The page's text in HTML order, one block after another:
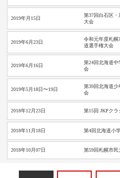
2019年月15日
第37回白石区
大会
2019年6月23日
令和元年度札
道選手権大会
2019年6月16日
第24回北海道
会
2019年5月18日〜19日
第39回北海道
会
2018年12月23日 第15回 JKPク
2018年11月18日 第4回北海道小
2018年10月07日 第59回札幌市